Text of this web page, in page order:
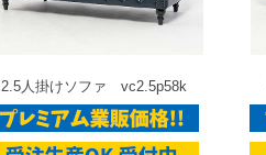
2.5人掛けソファ vc2.5p58k